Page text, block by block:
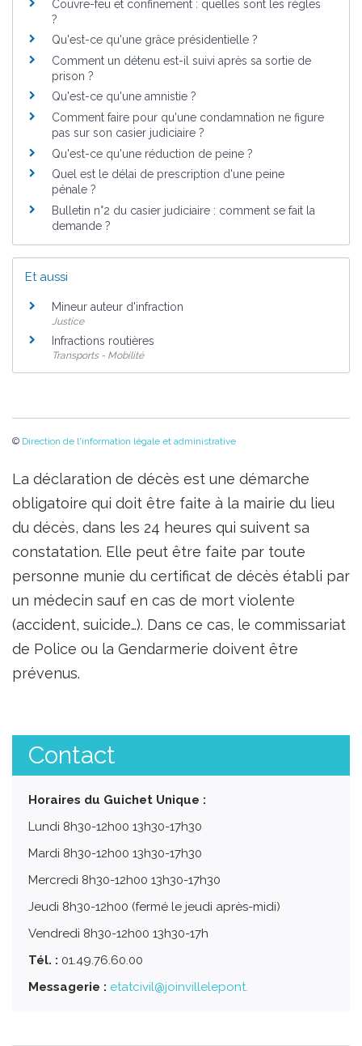
Couvre-feu et confinement : quelles sont les règles
?
Qu'est-ce qu'une grâce présidentielle ?
Comment un détenu est-il suivi après sa sortie de
prison ?
Qu'est-ce qu'une amnistie ?
Comment faire pour qu'une condamnation ne figure
pas sur son casier judiciaire ?
Qu'est-ce qu'une réduction de peine ?
Quel est le délai de prescription d'une peine
pénale ?
Bulletin n°2 du casier judiciaire : comment se fait la
demande ?
Et aussi
Mineur auteur d'infraction
Justice
Infractions routières
Transports - Mobilité
© Direction de l'information légale et administrative
La déclaration de décès est une démarche
obligatoire qui doit être faite à la mairie du lieu
du décès, dans les 24 heures qui suivent sa
constatation. Elle peut être faite par toute
personne munie du certificat de décès établi par
un médecin sauf en cas de mort violente
(accident, suicide…). Dans ce cas, le commissariat
de Police ou la Gendarmerie doivent être
prévenus.
Contact
Horaires du Guichet Unique :
Lundi 8h30-12h00 13h30-17h30
Mardi 8h30-12h00 13h30-17h30
Mercredi 8h30-12h00 13h30-17h30
Jeudi 8h30-12h00 (fermé le jeudi après-midi)
Vendredi 8h30-12h00 13h30-17h
Tél. : 01.49.76.60.00
Messagerie : etatcivil@joinvillelepont.